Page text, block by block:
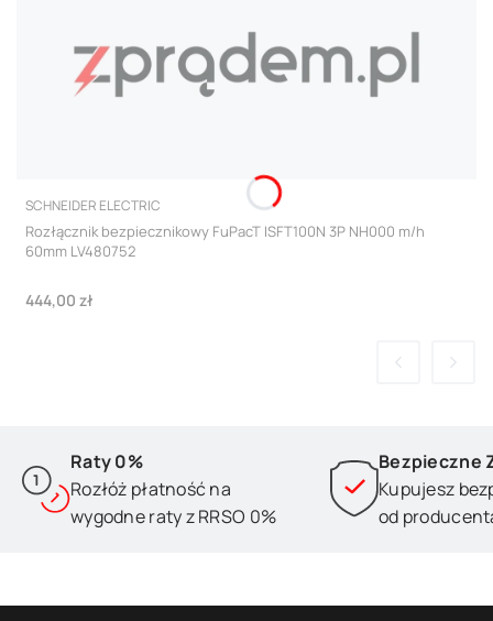
PRODUCENT
SCHNEIDER ELECTRIC
Rozłącznik bezpiecznikowy FuPacT ISFT100N 3P NH000 m/h
60mm LV480752
Cena
444,00 zł
Raty 0%
Rozłóż płatność na
wygodne raty z RRSO 0%
Bezpieczne
Kupujesz
od